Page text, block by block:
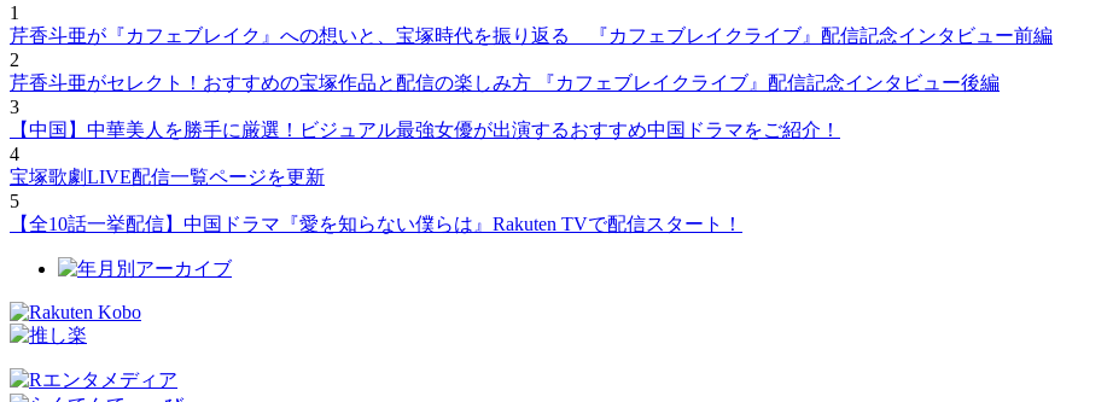
1
芹香斗亜が『カフェブレイク』への想いと、宝塚時代を振り返る 『カフェブレイクライブ』配信記念インタビュー前編
2
芹香斗亜がセレクト！おすすめの宝塚作品と配信の楽しみ方 『カフェブレイクライブ』配信記念インタビュー後編
3
【中国】中華美人を勝手に厳選！ビジュアル最強女優が出演するおすすめ中国ドラマをご紹介！
4
宝塚歌劇LIVE配信一覧ページを更新
5
【全10話一挙配信】中国ドラマ『愛を知らない僕らは』Rakuten TVで配信スタート！